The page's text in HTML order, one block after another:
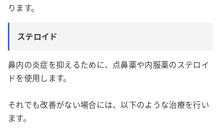
ります。
ステロイド
鼻内の炎症を抑えるために、点鼻薬や内服薬のステロイ
ドを使用します。
それでも改善がない場合には、以下のような治療を行い
ます。